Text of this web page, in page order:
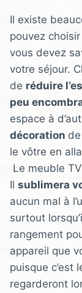
Il existe
pouvez
vous devez
votre séjour.
de réduire
peu
espace à
décoration
le vôtre en
Le meuble
Il sublimera
aucun mal à
surtout
rangement
appareil que
puisque c’est
regarderont